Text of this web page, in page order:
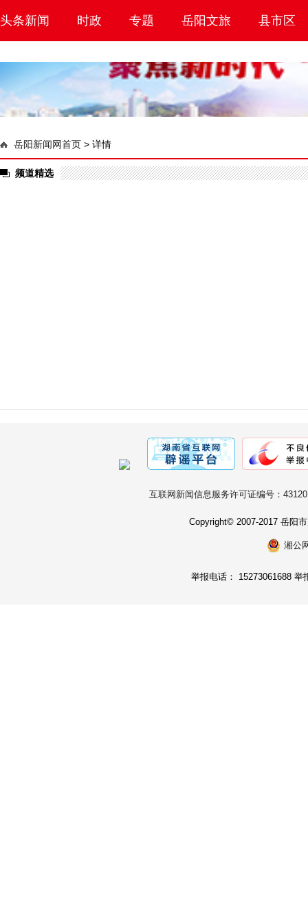
头条新闻 时政 专题 岳阳文旅 县市区
岳阳新闻网首页 > 详情
频道精选
互联网新闻信息服务许可证编号：
Copyright© 2007-2017 岳阳
湘公
举报电话： 15273061688